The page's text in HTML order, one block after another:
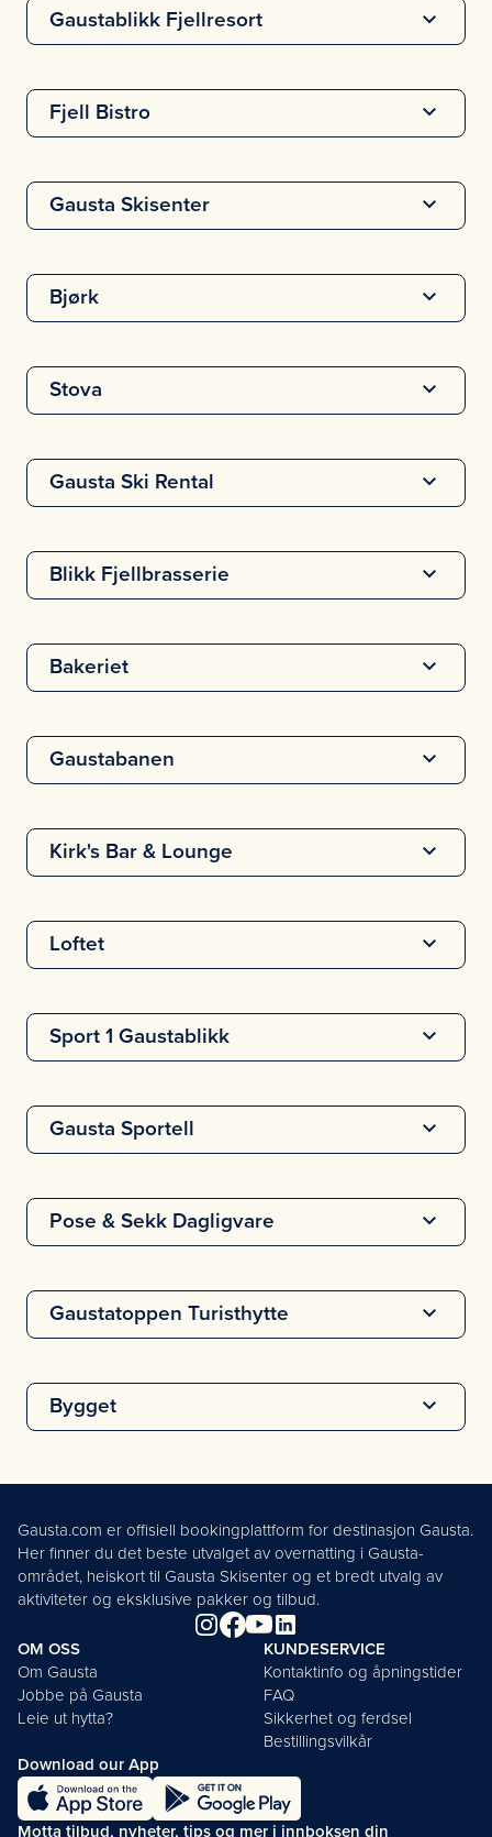
Gaustablikk Fjellresort
Fjell Bistro
Gausta Skisenter
Bjørk
Stova
Gausta Ski Rental
Blikk Fjellbrasserie
Bakeriet
Gaustabanen
Kirk's Bar & Lounge
Loftet
Sport 1 Gaustablikk
Gausta Sportell
Pose & Sekk Dagligvare
Gaustatoppen Turisthytte
Bygget
Gausta.com er offisiell bookingplattform for destinasjon Gausta.
Her finner du det beste utvalget av overnatting i Gausta-
området, heiskort til Gausta Skisenter og et bredt utvalg av
aktiviteter og eksklusive pakker og tilbud.
OM OSS
Om Gausta
Jobbe på Gausta
Leie ut hytta?
KUNDESERVICE
Kontaktinfo og åpningstider
FAQ
Sikkerhet og ferdsel
Bestillingsvilkår
Download our App
Motta tilbud, nyheter, tips og mer i innboksen din